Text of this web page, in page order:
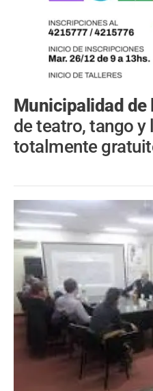
Municipalidad de
de teatro, tango y
totalmente